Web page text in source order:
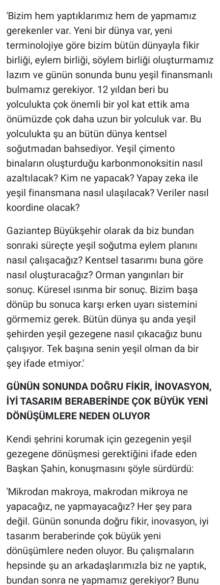
'Bizim hem yaptıklarımız hem de yapmamız
gerekenler var. Yeni bir dünya var, yeni
terminolojiye göre bizim bütün dünyayla fikir
birliği, eylem birliği, söylem birliği oluşturmamız
lazım ve günün sonunda bunu yeşil finansmanlı
bulmamız gerekiyor. 12 yıldan beri bu
yolculukta çok önemli bir yol kat ettik ama
önümüzde çok daha uzun bir yolculuk var. Bu
yolculukta şu an bütün dünya kentsel
soğutmadan bahsediyor. Yeşil çimento
binaların oluşturduğu karbonmonoksitin nasıl
azaltılacak? Kim ne yapacak? Yapay zeka ile
yeşil finansmana nasıl ulaşılacak? Veriler nasıl
koordine olacak?
Gaziantep Büyükşehir olarak da biz bundan
sonraki süreçte yeşil soğutma eylem planını
nasıl çalışacağız? Kentsel tasarımı buna göre
nasıl oluşturacağız? Orman yangınları bir
sonuç. Küresel ısınma bir sonuç. Bizim başa
dönüp bu sonuca karşı erken uyarı sistemini
görmemiz gerek. Bütün dünya şu anda yeşil
şehirden yeşil gezegene nasıl çıkacağız bunu
çalışıyor. Tek başına senin yeşil olman da bir
şey ifade etmiyor.'
GÜNÜN SONUNDA DOĞRU FİKİR, İNOVASYON,
İYİ TASARIM BERABERİNDE ÇOK BÜYÜK YENİ
DÖNÜŞÜMLERE NEDEN OLUYOR
Kendi şehrini korumak için gezegenin yeşil
gezegene dönüşmesi gerektiğini ifade eden
Başkan Şahin, konuşmasını şöyle sürdürdü:
'Mikrodan makroya, makrodan mikroya ne
yapacağız, ne yapmayacağız? Her şey para
değil. Günün sonunda doğru fikir, inovasyon, iyi
tasarım beraberinde çok büyük yeni
dönüşümlere neden oluyor. Bu çalışmaların
hepsinde şu an arkadaşlarımızla biz ne yaptık,
bundan sonra ne yapmamız gerekiyor? Bunu